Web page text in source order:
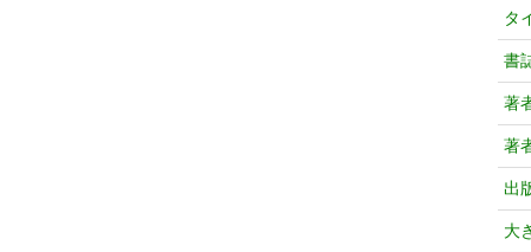
タ
書
著
著
出
大